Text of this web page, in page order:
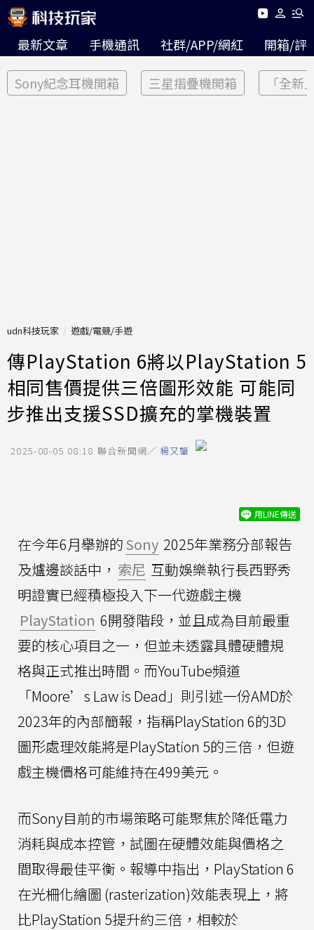
最新文章 手機通訊 社群/APP/網紅 開箱/評
Sony紀念耳機開箱 三星摺疊機開箱 「全新
udn科技玩家 遊戲/電競/手遊
傳PlayStation 6將以PlayStation 5
相同售價提供三倍圖形效能 可能同
步推出支援SSD擴充的掌機裝置
2025-08-05 08:18 聯合新聞網／ 楊又肇
用LINE傳送
在今年6月舉辦的Sony 2025年業務分部報告
及爐邊談話中， 索尼 互動娛樂執行長西野秀
明證實已經積極投入下一代遊戲主機
PlayStation 6開發階段，並且成為目前最重
要的核心項目之一，但並未透露具體硬體規
格與正式推出時間。而YouTube頻道
「Moore’s Law is Dead」則引述一份AMD於
2023年的內部簡報，指稱PlayStation 6的3D
圖形處理效能將是PlayStation 5的三倍，但遊
戲主機價格可能維持在499美元。
而Sony目前的市場策略可能聚焦於降低電力
消耗與成本控管，試圖在硬體效能與價格之
間取得最佳平衡。報導中指出，PlayStation 6
在光柵化繪圖 (rasterization)效能表現上，將
比PlayStation 5提升約三倍，相較於